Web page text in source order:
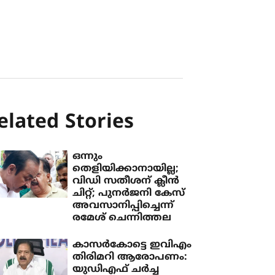
Stories
ഒന്നും
തെളിയിക്കാനായില്ല;
വിഡി സതീശന് ക്ലീന്‍
ചിറ്റ്; പുനര്‍ജനി കേസ്
അവസാനിപ്പിച്ചെന്ന്
രമേശ് ചെന്നിത്തല
കാസർകോട്ടെ ഇവിഎം
തിരിമറി ആരോപണം:
യുഡിഎഫ് ചർച്ച